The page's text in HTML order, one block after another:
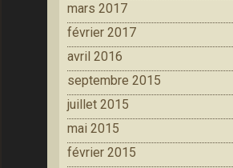
mars 2017
février 2017
avril 2016
septembre 2015
juillet 2015
mai 2015
février 2015